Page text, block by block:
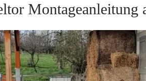
Montageanleitung